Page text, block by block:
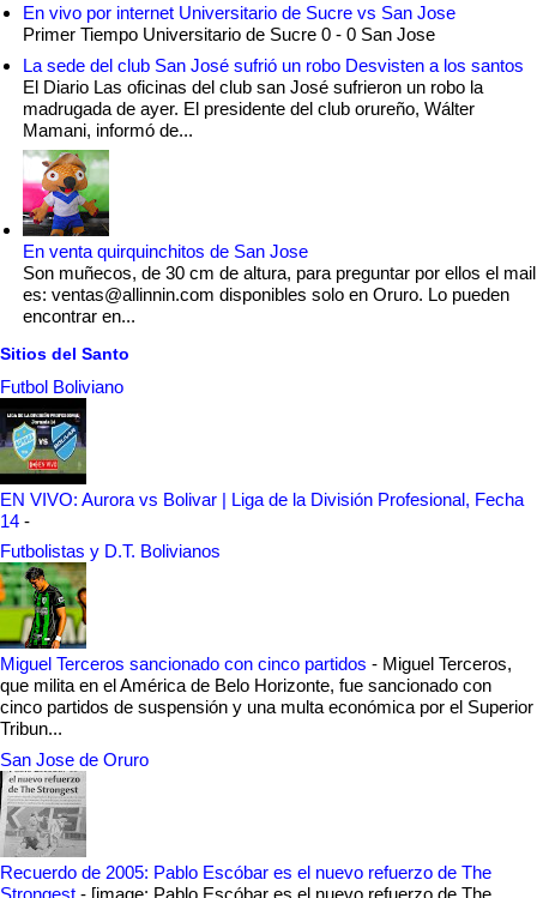
En vivo por internet Universitario de Sucre vs San Jose
Primer Tiempo Universitario de Sucre 0 - 0 San Jose
La sede del club San José sufrió un robo Desvisten a los santos
El Diario Las oficinas del club san José sufrieron un robo la
madrugada de ayer. El presidente del club orureño, Wálter
Mamani, informó de...
En venta quirquinchitos de San Jose
Son muñecos, de 30 cm de altura, para preguntar por ellos el mail
es: ventas@allinnin.com disponibles solo en Oruro. Lo pueden
encontrar en...
Sitios del Santo
Futbol Boliviano
EN VIVO: Aurora vs Bolivar | Liga de la División Profesional, Fecha
14 -
Futbolistas y D.T. Bolivianos
Miguel Terceros sancionado con cinco partidos - Miguel Terceros,
que milita en el América de Belo Horizonte, fue sancionado con
cinco partidos de suspensión y una multa económica por el Superior
Tribun...
San Jose de Oruro
Recuerdo de 2005: Pablo Escóbar es el nuevo refuerzo de The
Strongest - [image: Pablo Escóbar es el nuevo refuerzo de The